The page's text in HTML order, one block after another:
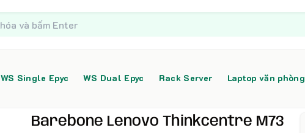
WS Single Epyc WS Dual Epyc Rack Server Laptop văn phòng
Barebone Lenovo Thinkcentre M73